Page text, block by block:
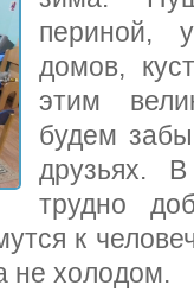
периной,
домов,
этим
будем
друзьях.
трудно
к
не холодом.